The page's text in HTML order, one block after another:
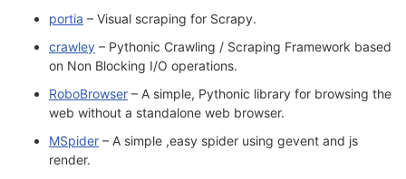
portia – Visual scraping for Scrapy.
crawley – Pythonic Crawling / Scraping Framework based
on Non Blocking I/O operations.
RoboBrowser – A simple, Pythonic library for browsing the
web without a standalone web browser.
MSpider – A simple ,easy spider using gevent and js
render.